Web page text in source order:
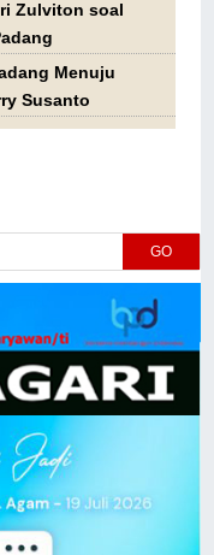
Zulviton soal
Menuju
Susanto
GO